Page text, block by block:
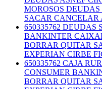
MOROSOS
SACAR CANCELAR
650335762 DEUDAS
BANKINTER
BORRAR QUITAR
EXPERIAN CIRBE
650335762 CAJA
CONSUMER
BORRAR QUITAR